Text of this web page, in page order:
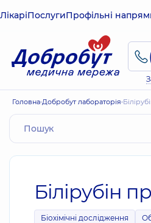
ЛікаріПослугиПрофільні
Головна Добробут лабораторія
Білірубін
Біохімічні дослідження